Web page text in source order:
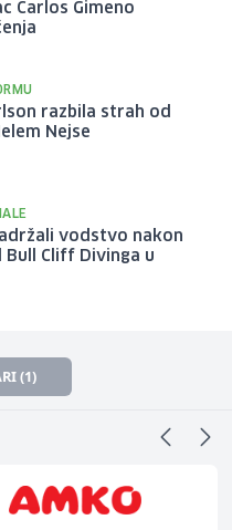
Carlos Gimeno
razbila strah od
Nejse
vodstvo nakon
Bull Cliff Divinga u
(1)